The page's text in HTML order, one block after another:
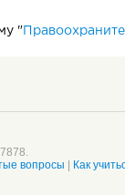
"
вопросы Как